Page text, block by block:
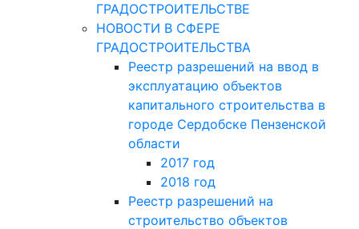
ГРАДОСТРОИТЕЛЬСТВЕ
НОВОСТИ В СФЕРЕ
ГРАДОСТРОИТЕЛЬСТВА
Реестр разрешений на ввод в
эксплуатацию объектов
капитального строительства в
городе Сердобске Пензенской
области
2017 год
2018 год
Реестр разрешений на
строительство объектов